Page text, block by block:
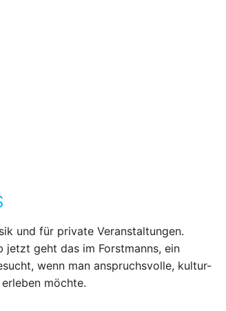
und für private Veranstaltungen.
jetzt geht das im Forstmanns, ein
wenn man anspruchsvolle, kultur-
möchte.